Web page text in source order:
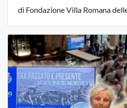
di Fondazione Villa Romana